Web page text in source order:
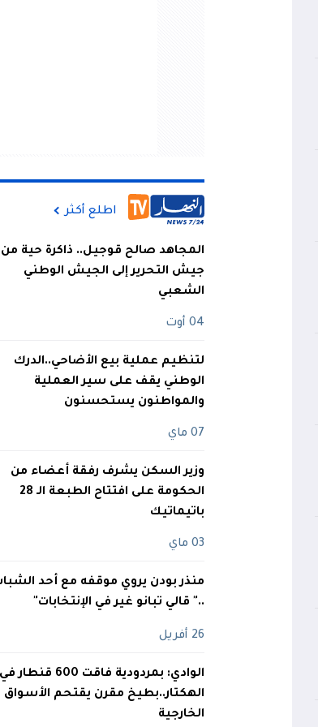
اطلع أكثر
المجاهد صالح قوجيل.. ذاكرة حية من
جيش التحرير إلى الجيش الوطني
الشعبي
04 أوت
لتنظيم عملية بيع الأضاحي..الدرك
الوطني يقف على سير العملية
والمواطنون يستحسنون
07 ماي
وزير السكن يشرف رفقة أعضاء من
الحكومة على افتتاح الطبعة الـ 28
باتيماتيك
03 ماي
منذر بودن يروي موقفه مع أحد
.." قالي تبانو غير في الإنتخابات"
26 أفريل
الوادي: بمردودية فاقت 600 قنطار في
الهكتار..بطيخ مقرن يقتحم الأسواق
الخارجية